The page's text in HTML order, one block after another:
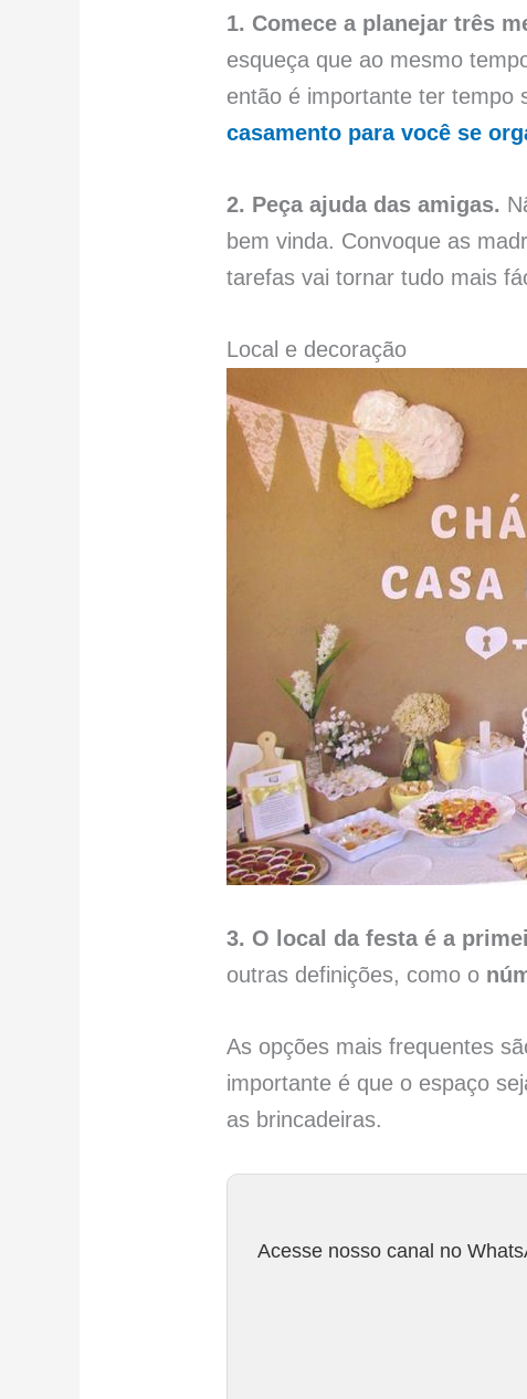
1. Comece a planejar três
esqueça que ao mesmo
então é importante ter
casamento para você se
2. Peça ajuda das amigas.
bem vinda. Convoque as
tarefas vai tornar tudo mais
Local e decoração
3. O local da festa é a
outras definições, como o
As opções mais frequentes
importante é que o espaço
as brincadeiras.
Acesse nosso canal no